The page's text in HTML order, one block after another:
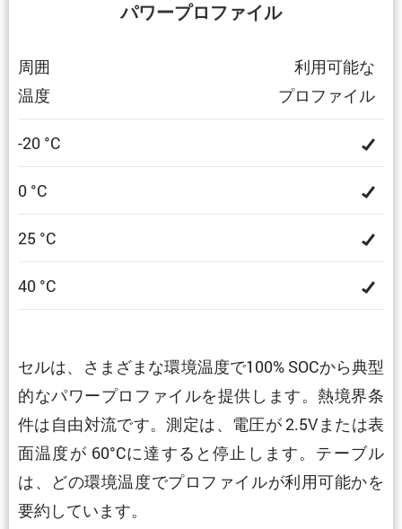
パワープロファイル
周囲
温度
利用可能な
プロファイル
-20 °C
0 °C
25 °C
40 °C
セルは、さまざまな環境温度で100% SOCから典型
的なパワープロファイルを提供します。熱境界条
件は自由対流です。測定は、電圧が 2.5Vまたは表
面温度が 60°Cに達すると停止します。テーブル
は、どの環境温度でプロファイルが利用可能かを
要約しています。